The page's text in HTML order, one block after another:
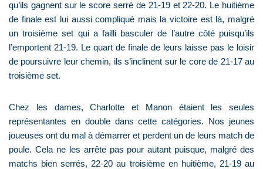
qu’ils gagnent sur le score serré de 21-19 et 22-20. Le huitième
de finale est lui aussi compliqué mais la victoire est là, malgré
un troisième set qui a failli basculer de l’autre côté puisqu’ils
l’emportent 21-19. Le quart de finale de leurs laisse pas le loisir
de poursuivre leur chemin, ils s’inclinent sur le core de 21-17 au
troisième set.
Chez les dames, Charlotte et Manon étaient les seules
représentantes en double dans cette catégories. Nos jeunes
joueuses ont du mal à démarrer et perdent un de leurs match de
poule. Cela ne les arrête pas pour autant puisque, malgré des
matchs bien serrés, 22-20 au troisième en huitième, 21-19 au